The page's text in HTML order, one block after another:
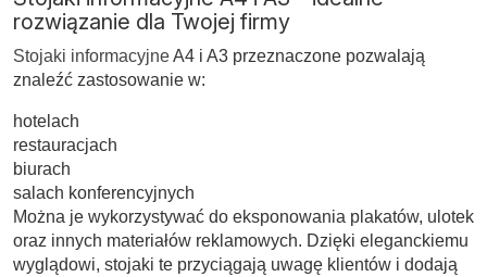
rozwiązanie dla Twojej firmy
Stojaki informacyjneA4 i A3 przeznaczone pozwalają
znaleźć zastosowanie w:
hotelach
restauracjach
biurach
salach konferencyjnych
Można je wykorzystywać do eksponowania plakatów, ulotek
oraz innych materiałów reklamowych. Dzięki eleganckiemu
wyglądowi, stojaki te przyciągają uwagę klientów i dodają